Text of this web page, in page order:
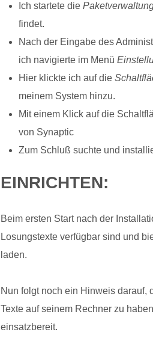
Ich startete die
findet.
Nach der Eingabe des
ich navigierte im Menü
Hier klickte ich auf die
meinem System hinzu.
Mit einem Klick auf die
von Synaptic
Zum Schluß suchte und
EINRICHTEN:
Beim ersten Start nach der
Losungstexte verfügbar sind und
laden.
Nun folgt noch ein Hinweis darauf,
Texte auf seinem Rechner zu
einsatzbereit.